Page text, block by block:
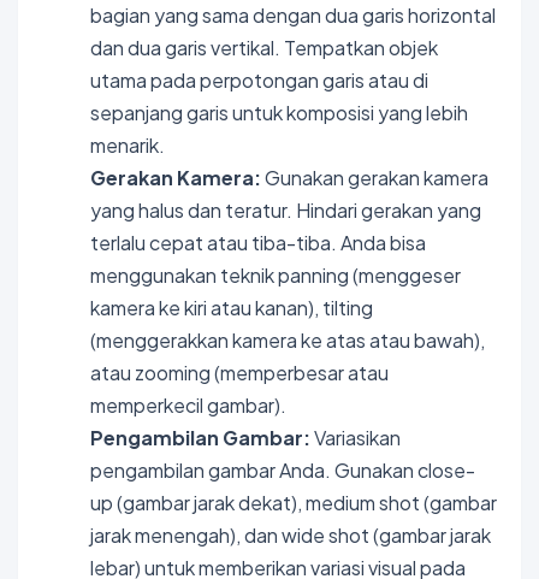
bagian yang sama dengan dua garis horizontal
dan dua garis vertikal. Tempatkan objek
utama pada perpotongan garis atau di
sepanjang garis untuk komposisi yang lebih
menarik.
Gerakan Kamera:Gunakan gerakan kamera
yang halus dan teratur. Hindari gerakan yang
terlalu cepat atau tiba-tiba. Anda bisa
menggunakan teknik panning (menggeser
kamera ke kiri atau kanan), tilting
(menggerakkan kamera ke atas atau bawah),
atau zooming (memperbesar atau
memperkecil gambar).
Pengambilan Gambar:Variasikan
pengambilan gambar Anda. Gunakan close-
up (gambar jarak dekat), medium shot (gambar
jarak menengah), dan wide shot (gambar jarak
lebar) untuk memberikan variasi visual pada